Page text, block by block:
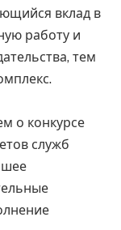
вклад в
работу и
тем
о конкурсе
служб